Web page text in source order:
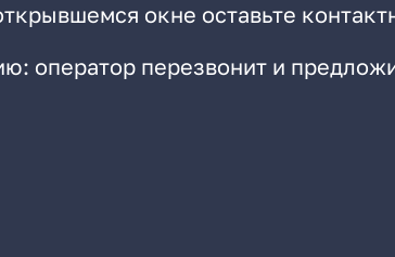
окне оставьте
оператор перезвонит и